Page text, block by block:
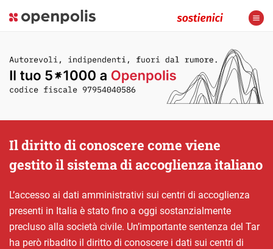
Il diritto di conoscere come viene
gestito il sistema di accoglienza italiano
L’accesso ai dati amministrativi sui centri di accoglienza
presenti in Italia è stato fino a oggi sostanzialmente
precluso alla società civile. Un’importante sentenza del Tar
ha però ribadito il diritto di conoscere i dati sui centri di